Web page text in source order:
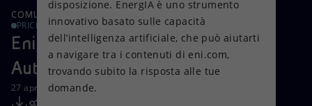
artificiale.
Visione
Mission e valori
Persone e Partnership
Azioni
Diversificazione energetica
Tecnologie per la transizione
Prodotti
Imprese
COMUNICAZIONI CDA
PRICE SENSITIVE
Eni aderisce al nuovo Codice di
Autodisciplina
27 aprile 2012 - 09:30 CEST
disposizione. EnergIA è uno strumento
innovativo basato sulle capacità
dell’intelligenza artificiale, che può aiutarti
a navigare tra i contenuti di eni.com,
trovando subito la risposta alle tue
domande.